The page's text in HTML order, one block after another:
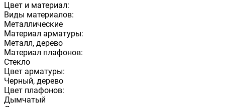
Цвет и материал:
Виды материалов:
Металлические
Материал арматуры:
Металл, дерево
Материал плафонов:
Стекло
Цвет арматуры:
Черный, дерево
Цвет плафонов:
Дымчатый